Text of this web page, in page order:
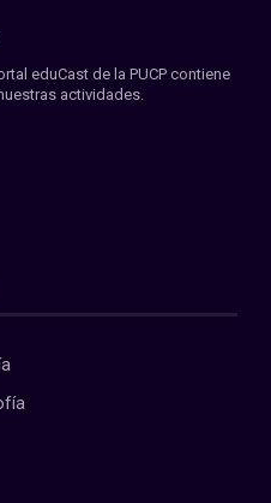
eduCast de la PUCP contiene
actividades.